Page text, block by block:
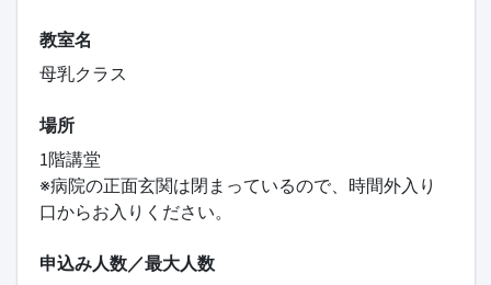
教室名
母乳クラス
場所
1階講堂
※病院の正面玄関は閉まっているので、時間外入り
口からお入りください。
申込み人数／最大人数